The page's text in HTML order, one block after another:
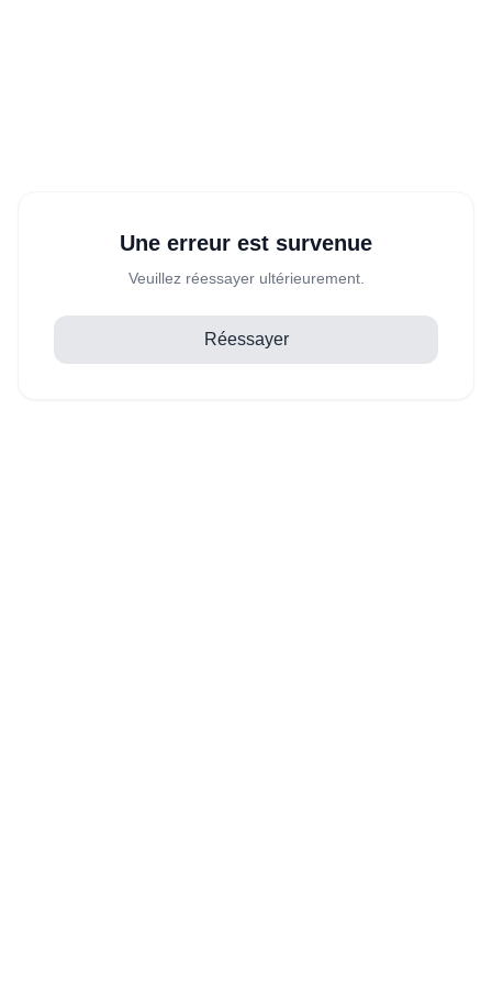
Une erreur est survenue
Veuillez réessayer ultérieurement.
Réessayer